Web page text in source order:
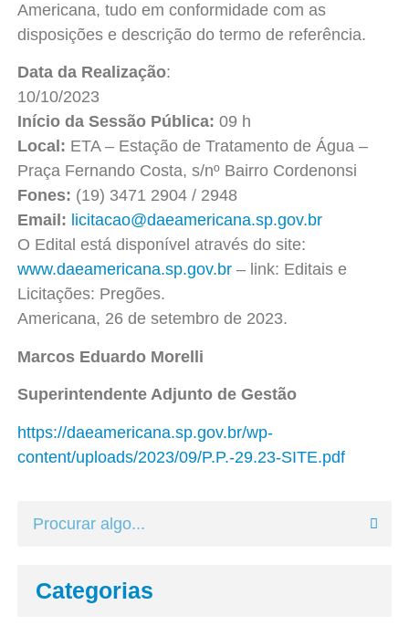
Americana, tudo em conformidade com as
disposições e descrição do termo de referência.
Data da Realização:
10/10/
Início da Sessão Pública: 09 h
Local: ETA – Estação de Tratamento de Água –
Praça Fernando Costa, s/nº Bairro Cordenonsi
Fones: (19) 3471 2904 / 2948
Email: licitacao@daeamericana.sp.gov.br
O Edital está disponível através do site:
www.daeamericana.sp.gov.br– link: Editais e
Licitações: Pregões.
Americana, 26 de setembro de 2023.
Marcos Eduardo Morelli
Superintendente Adjunto de Gestão
https://daeamericana.sp.gov.br/wp-
content/uploads/2023/09/P.P.-29.23-SITE.pdf
Categorias